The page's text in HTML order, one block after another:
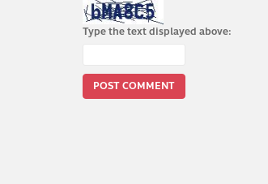
Type the text displayed above: